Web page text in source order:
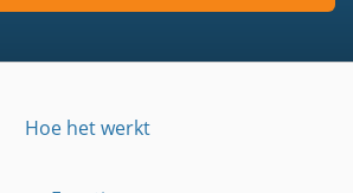
Hoe het werkt